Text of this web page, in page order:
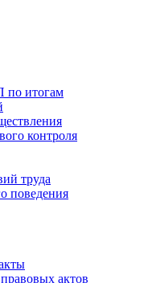
по итогам
контроля
труда
поведения
актов